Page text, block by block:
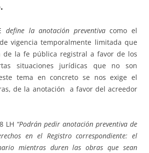
define la anotación preventivacomo el
vigencia temporalmente limitada que
de la fe pública registral a favor de los
situaciones jurídicas que no son
tema en concreto se nos exige el
de la anotación a favor del acreedor
LH “Podrán pedir anotación preventiva de
en el Registro correspondiente: el
mientras duren las obras que sean